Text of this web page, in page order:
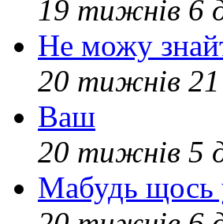
19 тижнів 6
Не можу
20 тижнів 21
Ваш
20 тижнів 5
Мабудь щось